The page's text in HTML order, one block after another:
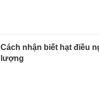
Cách nhận biết hạt điều
lượng